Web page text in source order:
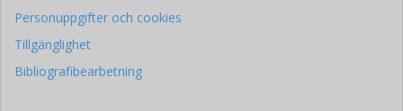
Personuppgifter och cookies
Tillgänglighet
Bibliografibearbetning